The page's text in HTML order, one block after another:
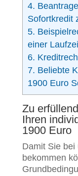
4.
Sofortkredit
5.
einer
6.
7. Beliebte
1900 Euro
Zu
Ihren
1900 Euro
Damit Sie
bekommen